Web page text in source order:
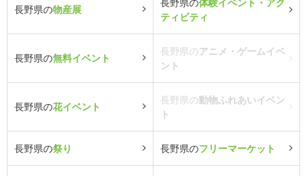
長野県の物産展
ティビティ
長野県の無料イベント
長野県のアニメ・ゲームイベ
ント
長野県の花イベント
長野県の動物ふれあいイベン
ト
長野県の祭り 長野県のフリーマーケット